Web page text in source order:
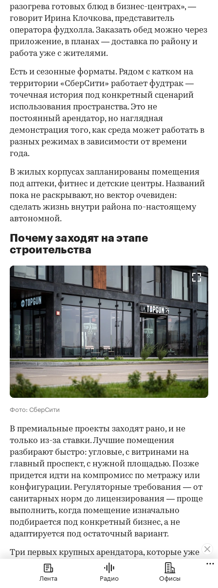
разогрева готовых блюд в бизнес-центрах», —
говорит Ирина Клочкова, представитель
оператора фудхолла. Заказать обед можно через
приложение, в планах — доставка по району и
работа уже с жителями.
Есть и сезонные форматы. Рядом с катком на
территории «СберСити» работает фудтрак —
точечная история под конкретный сценарий
использования пространства. Это не
постоянный арендатор, но наглядная
демонстрация того, как среда может работать в
разных режимах в зависимости от времени
года.
В жилых корпусах запланированы помещения
под аптеки, фитнес и детские центры. Названий
пока не раскрывают, но вектор очевиден:
сделать жизнь внутри района по-настоящему
автономной.
Почему заходят на этапе
строительства
Фото: СберСити
В премиальные проекты заходят рано, и не
только из-за ставки. Лучшие помещения
разбирают быстро: угловые, с витринами на
главный проспект, с нужной площадью. Позже
придется идти на компромисс по метражу или
конфигурации. Регуляторные требования — от
санитарных норм до лицензирования — проще
выполнить, когда помещение изначально
подбирается под конкретный бизнес, а не
адаптируется под остаточный вариант.
Три первых крупных арендатора, которые уже
подтвердили свое присутствие в «СберСити», —
«Гастроном Времена», «Кофемания» и TopGun —
Лента Радио Офисы